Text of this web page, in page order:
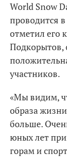
World Snow
проводится
отметил его
Подкорытов,
участников.
«Мы видим,
образа
больше.
юных лет
горам и